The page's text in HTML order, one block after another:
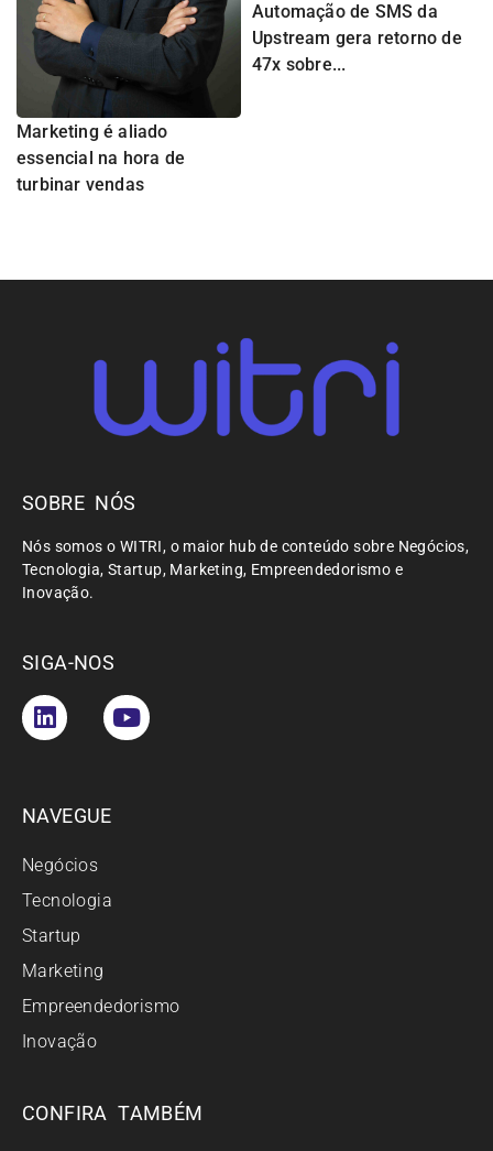
Marketing é aliado
essencial na hora de
turbinar vendas
Automação de SMS da
Upstream gera retorno de
47x sobre...
SOBRE NÓS
Nós somos o WITRI, o maior hub de conteúdo sobre Negócios,
Tecnologia, Startup, Marketing, Empreendedorismo e
Inovação.
SIGA-NOS
NAVEGUE
Negócios
Tecnologia
Startup
Marketing
Empreendedorismo
Inovação
CONFIRA TAMBÉM